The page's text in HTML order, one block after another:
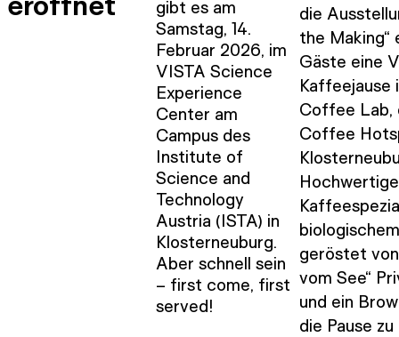
gibt es am
Samstag, 14.
Februar 2026, im
VISTA Science
Experience
Center am
Campus des
Institute of
Science and
Technology
Austria (ISTA) in
Klosterneuburg.
Aber schnell sein
– first come, first
served!
die
the
Gäste eine
Kaffeejause
Coffee Lab,
Coffee
Hochwertige
geröstet
vom See“
und ein
die Pause